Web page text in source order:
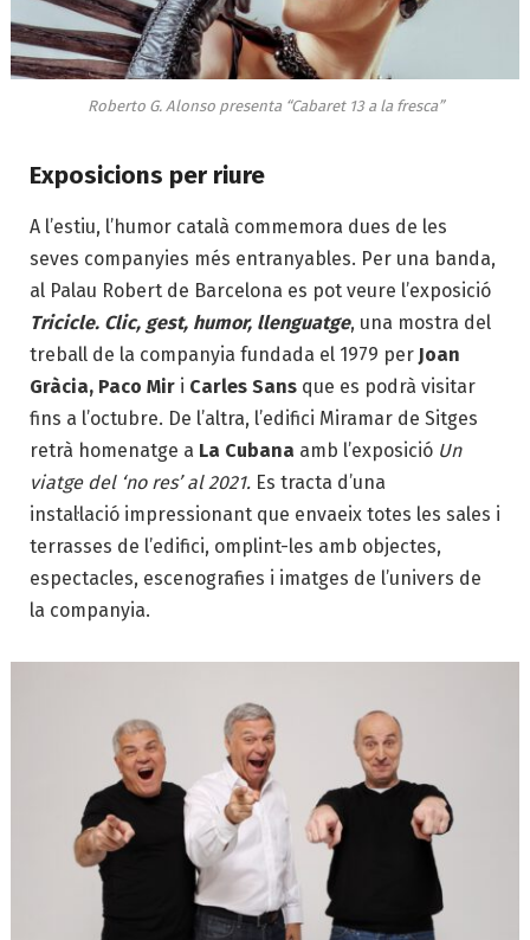
Roberto G. Alonso presenta “Cabaret 13 a la fresca”
Exposicions per riure
A l’estiu, l’humor català commemora dues de les
seves companyies més entranyables. Per una banda,
al Palau Robert de Barcelona es pot veure l’exposició
Tricicle. Clic, gest, humor, llenguatge, una mostra del
treball de la companyia fundada el 1979 per Joan
Gràcia, Paco Mir i Carles Sans que es podrà visitar
fins a l’octubre. De l’altra, l’edifici Miramar de Sitges
retrà homenatge a La Cubana amb l’exposició Un
viatge del ‘no res’ al 2021. Es tracta d’una
instal·lació impressionant que envaeix totes les sales i
terrasses de l’edifici, omplint-les amb objectes,
espectacles, escenografies i imatges de l’univers de
la companyia.